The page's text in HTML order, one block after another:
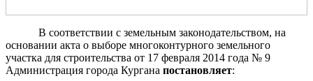
В соответствии с земельным законодательством, на
основании акта о выборе многоконтурного земельного
участка для строительства от 17 февраля 2014 года № 9
Администрация города Кургана постановляет: